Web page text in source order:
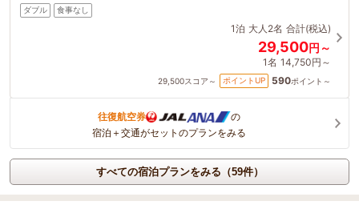
ダブル 食事なし
1泊 大人2名 合計(税込)
29,500円～
1名 14,750円～
29,500スコア～ ポイントUP 590ポイント～
往復航空券
の
宿泊＋交通がセットのプランをみる
すべての宿泊プランをみる（59件）